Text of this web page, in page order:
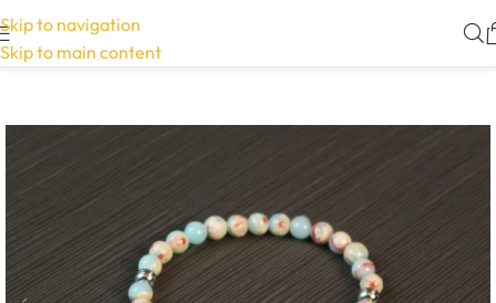
Skip to navigation
Skip to main content